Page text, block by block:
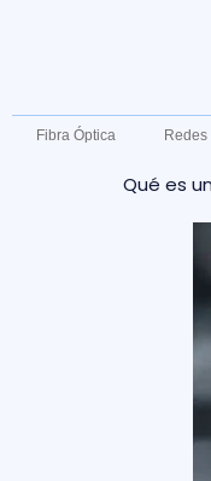
Fibra Óptica Redes
Qué es